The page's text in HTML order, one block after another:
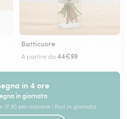
Batticuore
A partire da 44€99
in 4 ore
in giornata
17:30 per ricevere i fiori in giornata